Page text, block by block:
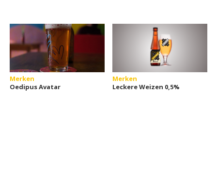
Merken
Oedipus Avatar
Merken
Leckere Weizen 0,5%